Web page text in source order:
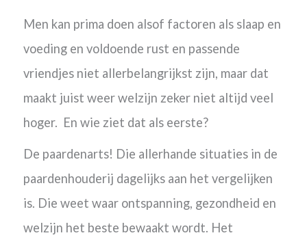
Men kan prima doen alsof factoren als slaap en
voeding en voldoende rust en passende
vriendjes niet allerbelangrijkst zijn, maar dat
maakt juist weer welzijn zeker niet altijd veel
hoger. En wie ziet dat als eerste?
De paardenarts! Die allerhande situaties in de
paardenhouderij dagelijks aan het vergelijken
is. Die weet waar ontspanning, gezondheid en
welzijn het beste bewaakt wordt. Het